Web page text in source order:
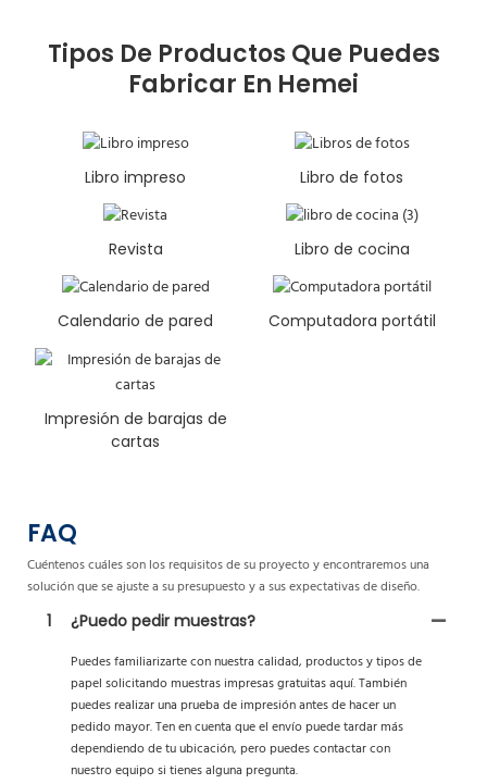
Tipos De Productos Que Puedes
Fabricar En Hemei
Libro impreso Libro de fotos
Revista Libro de cocina
Calendario de pared Computadora portátil
Impresión de barajas de
cartas
FAQ
Cuéntenos cuáles son los requisitos de su proyecto y encontraremos una
solución que se ajuste a su presupuesto y a sus expectativas de diseño.
1
¿Puedo pedir muestras?
Puedes familiarizarte con nuestra calidad, productos y tipos de
papel solicitando muestras impresas gratuitas aquí. También
puedes realizar una prueba de impresión antes de hacer un
pedido mayor. Ten en cuenta que el envío puede tardar más
dependiendo de tu ubicación, pero puedes contactar con
nuestro equipo si tienes alguna pregunta.